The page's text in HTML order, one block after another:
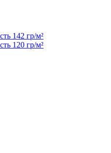
142 гр/м²
120 гр/м²